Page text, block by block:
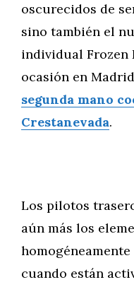
oscurecidos de
sino también el
individual Frozen
ocasión en
segunda mano
Crestanevada.
Los pilotos
aún más los
cuando están